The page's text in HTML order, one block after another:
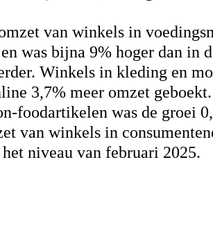
van winkels in
was bijna 9% hoger dan in
Winkels in kleding en
3,7% meer omzet
foodartikelen was de groei
van winkels in
niveau van februari 2025.